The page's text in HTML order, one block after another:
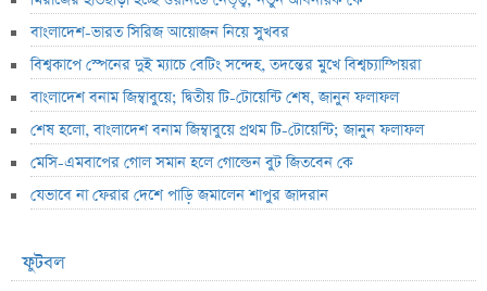
বাংলাদেশ-ভারত সিরিজ আয়োজন নিয়ে সুখবর
বিশ্বকাপে স্পেনের দুই ম্যাচে বেটিং সন্দেহ, তদন্তের মুখে বিশ্বচ্যাম্পিয়রা
বাংলাদেশ বনাম জিম্বাবুয়ে; দ্বিতীয় টি-টোয়েন্টি শেষ, জানুন ফলাফল
শেষ হলো, বাংলাদেশ বনাম জিম্বাবুয়ে প্রথম টি-টোয়েন্টি; জানুন ফলাফল
মেসি-এমবাপের গোল সমান হলে গোল্ডেন বুট জিতবেন কে
যেভাবে না ফেরার দেশে পাড়ি জমালেন শাপুর জাদরান
ফুটবল